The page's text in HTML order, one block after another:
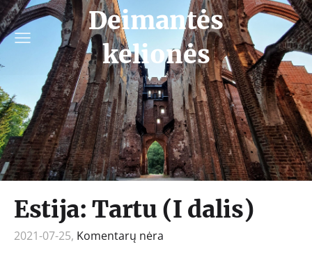
Deimantės
kelionės
Estija: Tartu (I dalis)
2021-07-25, Komentarų nėra